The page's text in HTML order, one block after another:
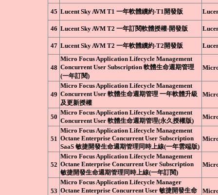
45 Lucent Sky AVM T1 一年軟體續約-T1開發版
46 Lucent Sky AVM T2 一年訂閱軟體授權-開發版
47 Lucent Sky AVM T2 一年軟體續約-T2開發版
48
Micro Focus Application Lifecycle Management
Concurrent User Subscription 軟體生命週期管理
(一年訂閱)
49
Micro Focus Application Lifecycle Management
Concurrent User 軟體生命週期管理 一年軟體升級
及更新授權
50
Micro Focus Application Lifecycle Management
Concurrent User 軟體生命週期管理(永久授權版)
51
Micro Focus Application Lifecycle Management
Octane Enterprise Concurrent User Subscription
SaaS 敏捷開發生命週期管理同時上線(一年雲端版)
52
Micro Focus Application Lifecycle Management
Octane Enterprise Concurrent User Subscription
敏捷開發生命週期管理同時上線(一年訂閱)
53
Micro Focus Application Lifecycle Manager
Octane Enterprise Concurrent User 敏捷開發生命